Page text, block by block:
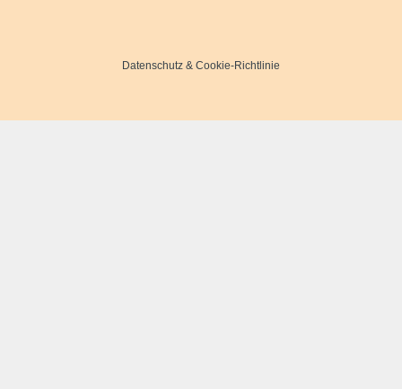
Datenschutz & Cookie-Richtlinie